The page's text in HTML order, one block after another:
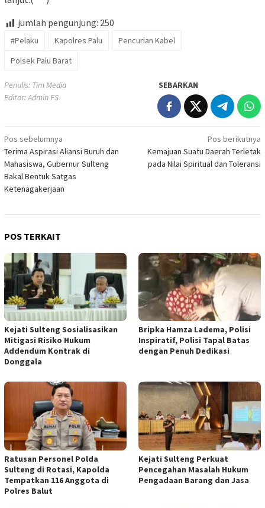
jumlah pengunjung: 250
#Pelaku Kapolres Palu
Pencurian Kabel
Polsek Palu Barat
Penulis: Tim Media
Editor: Admin FS
SEBARKAN
Navigasi
pos
Pos sebelumnya
Terima Aspirasi Aliansi Buruh dan
Mahasiswa, Gubernur Sulteng
Bakal Bentuk Satgas
Ketenagakerjaan
Pos berikutnya
Kemajuan Suatu Daerah Terletak
pada Nilai Spiritual dan Toleransi
POS TERKAIT
Kejati Sulteng Sosialisasikan
Mitigasi Risiko Hukum
Addendum Kontrak di
Donggala
Bripka Hamza Ladema, Polisi
Inspiratif, Polisi Tapal Batas
dengan Penuh Dedikasi
Ratusan Personel Polda
Sulteng di Rotasi, Kapolda
Tempatkan 116 Anggota di
Polres Balut
Kejati Sulteng Perkuat
Pencegahan Masalah Hukum
Pengadaan Barang dan Jasa